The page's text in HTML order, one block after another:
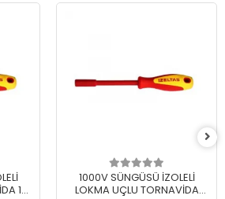
14
1000V SÜNGÜSÜ İZOLELİ
LOKMA UÇLU TORNAVİDA